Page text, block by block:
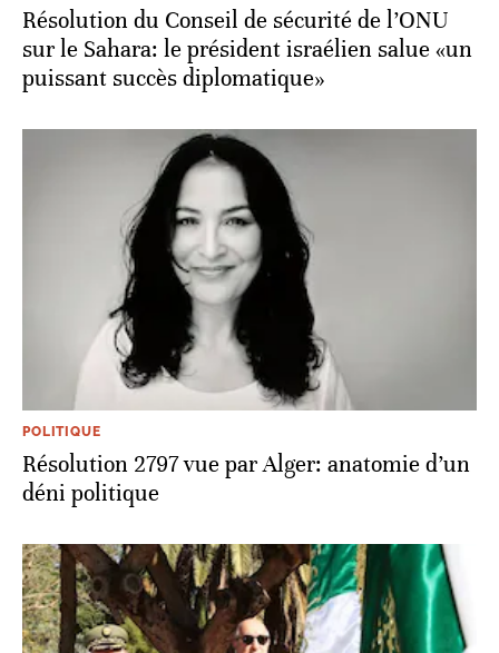
Résolution du Conseil de sécurité de l’ONU
sur le Sahara: le président israélien salue «un
puissant succès diplomatique»
POLITIQUE
Résolution 2797 vue par Alger: anatomie d’un
déni politique